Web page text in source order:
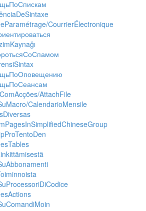
CourrierÉlectronique
AttachFile
CalendarioMensile